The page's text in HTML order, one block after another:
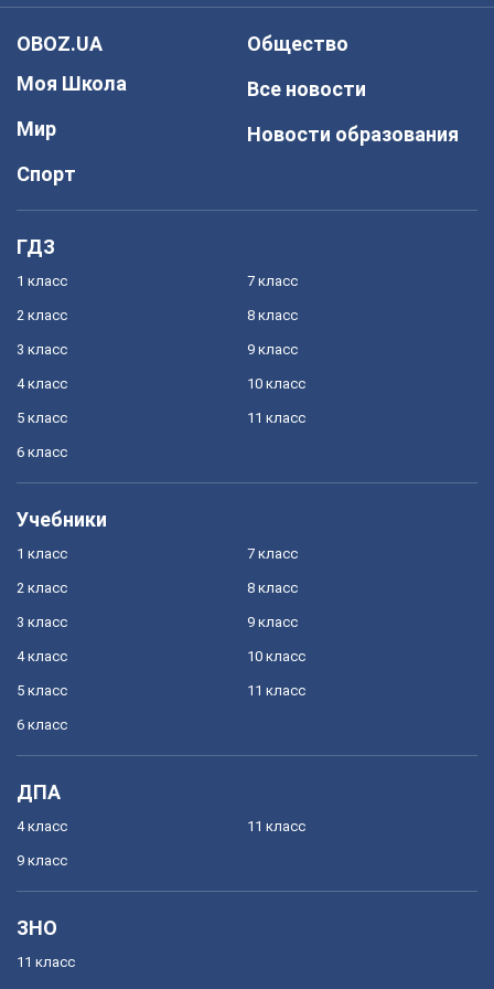
OBOZ.UA
Моя Школа
Мир
Спорт
Общество
Все новости
Новости образования
ГДЗ
1 класс
2 класс
3 класс
4 класс
5 класс
6 класс
7 класс
8 класс
9 класс
10 класс
11 класс
Учебники
1 класс
2 класс
3 класс
4 класс
5 класс
6 класс
7 класс
8 класс
9 класс
10 класс
11 класс
ДПА
4 класс
9 класс
11 класс
ЗНО
11 класс